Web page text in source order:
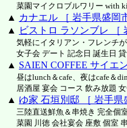
菜園マイクロブルワリー with
▲ カナエル ［ 岩手県盛岡
▲
ビストロ ラソンブレ ［
気軽にイタリアン・フレンチ
女子会 デート 記念日 誕生日
▲ SAIEN COFFEE サイエ
昼はlunch＆cafe、夜はcafe＆
居酒屋 宴会 コース 飲み放題
▲ ゆ家 石垣別邸 ［ 岩手県
三陸直送鮮魚＆串焼き 完全個
菜園 川徳 会社宴会 座敷 個室